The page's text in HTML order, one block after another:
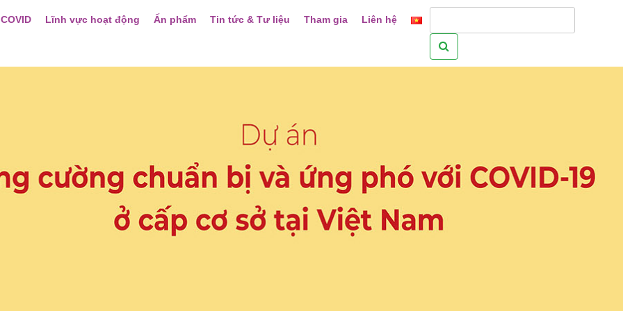
Lĩnh vực hoạt động Ấn phẩm Tin tức & Tư liệu Tham gia Liên hệ